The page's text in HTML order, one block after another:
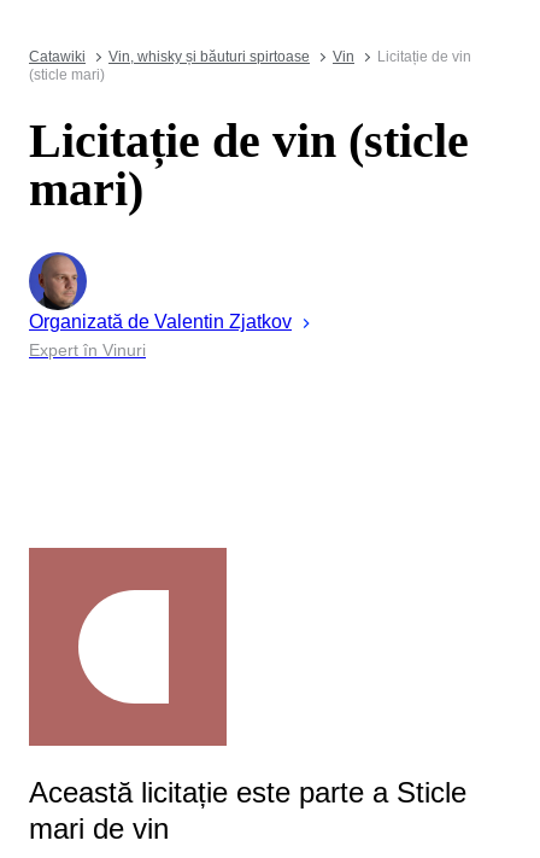
Catawiki Vin, whisky și băuturi spirtoase Vin
Licitație de vin
(sticle mari)
Licitație de vin (sticle
mari)
Organizată de Valentin Zjatkov
Expert în Vinuri
Această licitație este parte a Sticle
mari de vin